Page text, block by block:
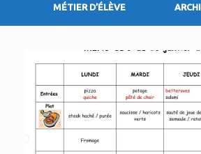
MÉTIER D’ÉLÈVE